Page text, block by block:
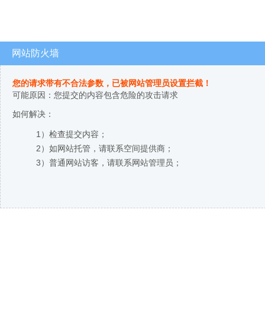
网站防火墙
您的请求带有不合法参数，已被网站管理员设置拦截！
可能原因：您提交的内容包含危险的攻击请求
如何解决：
1）检查提交内容；
2）如网站托管，请联系空间提供商；
3）普通网站访客，请联系网站管理员；